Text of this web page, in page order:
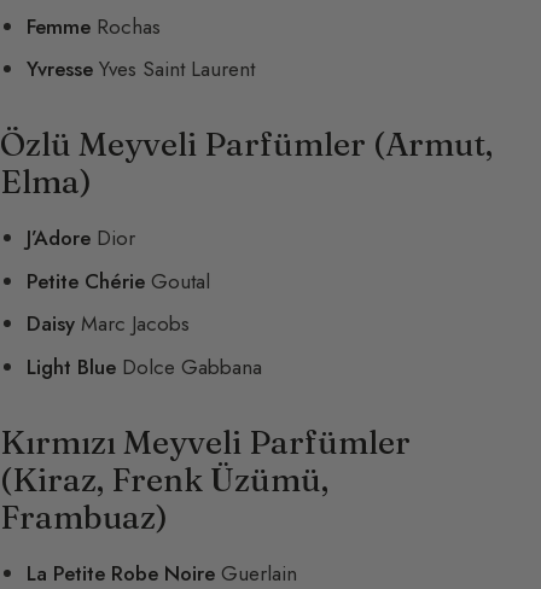
Femme Rochas
Yvresse Yves Saint Laurent
Özlü Meyveli Parfümler (Armut,
Elma)
J’Adore Dior
Petite Chérie Goutal
Daisy Marc Jacobs
Light Blue Dolce Gabbana
Kırmızı Meyveli Parfümler
(Kiraz, Frenk Üzümü,
Frambuaz)
La Petite Robe Noire Guerlain